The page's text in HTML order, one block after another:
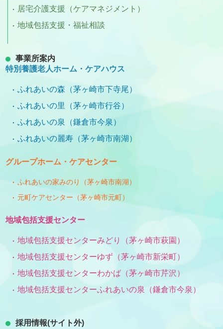
居宅介護支援（ケアマネジメント）
地域包括支援・福祉相談
事業所案内
特別養護老人ホーム・ケアハウス
ふれあいの森（茅ヶ崎市下寺尾）
ふれあいの里（茅ヶ崎市行谷）
ふれあいの泉（鎌倉市今泉）
ふれあいの麗寿（茅ヶ崎市南湖）
グループホーム・ケアセンター
ふれあいの家みのり（茅ヶ崎市南湖）
元町ケアセンター（茅ヶ崎市元町）
地域包括支援センター
地域包括支援センターみどり（茅ヶ崎市萩園）
地域包括支援センターゆず（茅ヶ崎市新栄町）
地域包括支援センターわかば（茅ヶ崎市芹沢）
地域包括支援センターふれあいの泉（鎌倉市今泉）
採用情報(サイト外)